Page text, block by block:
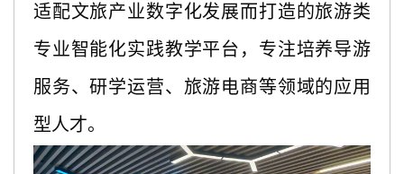
适配文旅产业数字化发展而打造的旅游类
专业智能化实践教学平台，专注培养导游
服务、研学运营、旅游电商等领域的应用
型人才。